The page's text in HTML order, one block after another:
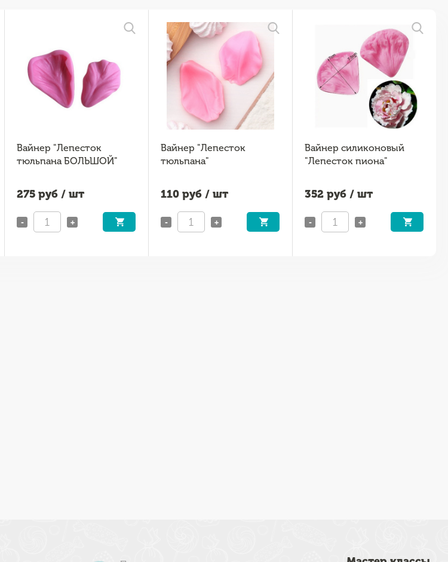
Вайнер "Лепесток
тюльпана БОЛЬШОЙ"
275 руб / шт
- +
Вайнер "Лепесток
тюльпана"
110 руб / шт
- +
Вайнер силиконовый
"Лепесток пиона"
352 руб / шт
- +